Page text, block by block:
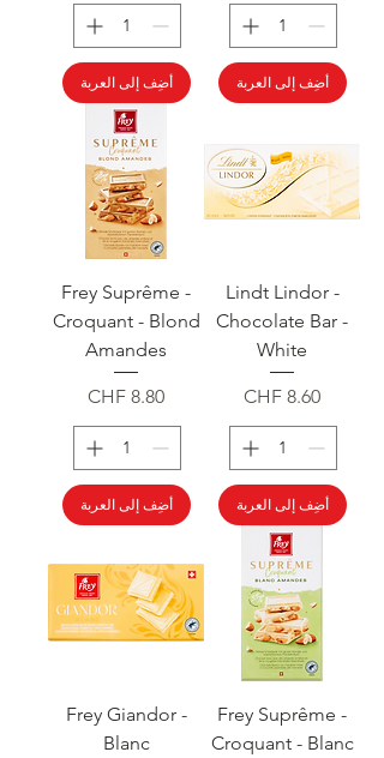
أضِف إلى العربة أضِف إلى العربة
Lindt Lindor -
Chocolate Bar -
White
السعر
أضِف إلى العربة
Frey Suprême -
Croquant - Blond
Amandes
السعر
أضِف إلى العربة
Frey Suprême -
Croquant - Blanc
Frey Giandor -
Blanc